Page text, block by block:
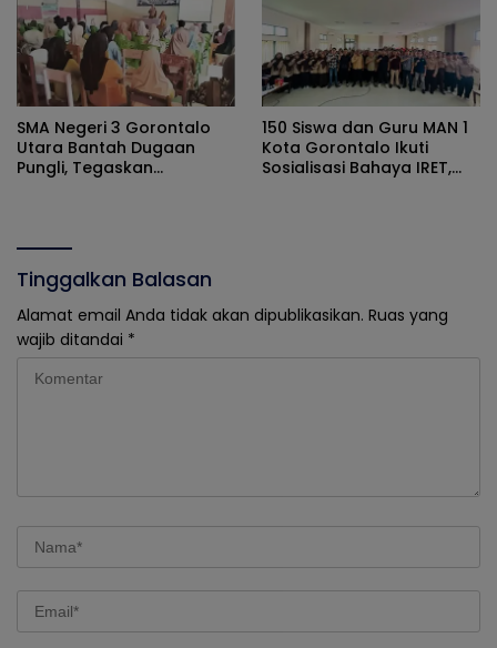
SMA Negeri 3 Gorontalo
Utara Bantah Dugaan
Pungli, Tegaskan
150 Siswa dan Guru MAN 1
Kota Gorontalo Ikuti
Sosialisasi Bahaya IRET,
Tinggalkan Balasan
Alamat email Anda tidak akan dipublikasikan. Ruas yang
wajib ditandai *